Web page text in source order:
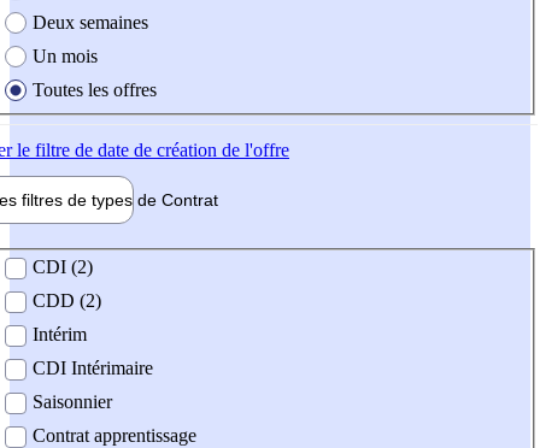
Deux semaines
Un mois
Toutes les offres
le filtre de date de création de l'offre
filtres de types de Contrat
contrat
CDI (2)
CDD (2)
Intérim
CDI Intérimaire
Saisonnier
Contrat apprentissage